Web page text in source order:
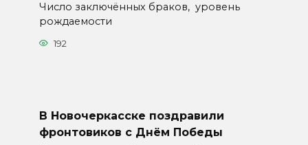
Число заключённых браков, уровень
рождаемости
192
В Новочеркасске поздравили
фронтовиков с Днём Победы